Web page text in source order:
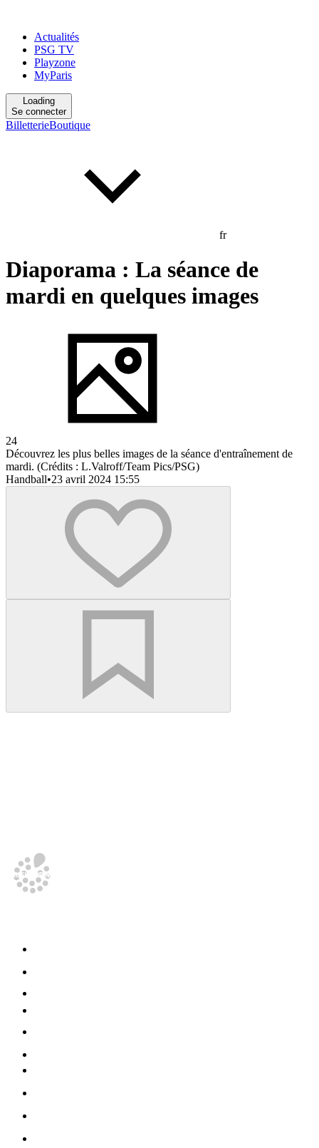
Actualités
PSG TV
Playzone
MyParis
Loading
Se connecter
BilletterieBoutique
fr
Diaporama : La séance de
mardi en quelques images
24
Découvrez les plus belles images de la séance d'entraînement de
mardi. (Crédits : L.Valroff/Team Pics/PSG)
Handball•23 avril 2024 15:55